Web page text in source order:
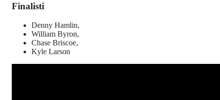
Finalisti
Denny Hamlin,
William Byron,
Chase Briscoe,
Kyle Larson